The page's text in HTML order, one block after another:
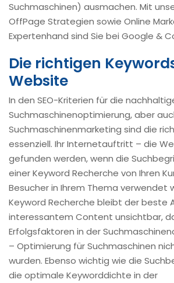
Suchmaschinen) ausmachen. Mit
OffPage Strategien sowie Online
Expertenhand sind Sie bei Google &
Die richtigen
Website
In den SEO-Kriterien für die
Suchmaschinenoptimierung, aber
Suchmaschinenmarketing sind die
essenziell. Ihr Internetauftritt – die
gefunden werden, wenn die
einer Keyword Recherche von Ihren
Besucher in Ihrem Thema verwendet
Keyword Recherche bleibt der beste
interessantem Content unsichtbar,
Erfolgsfaktoren in der
– Optimierung für Suchmaschinen
wurden. Ebenso wichtig wie die
die optimale Keyworddichte in der